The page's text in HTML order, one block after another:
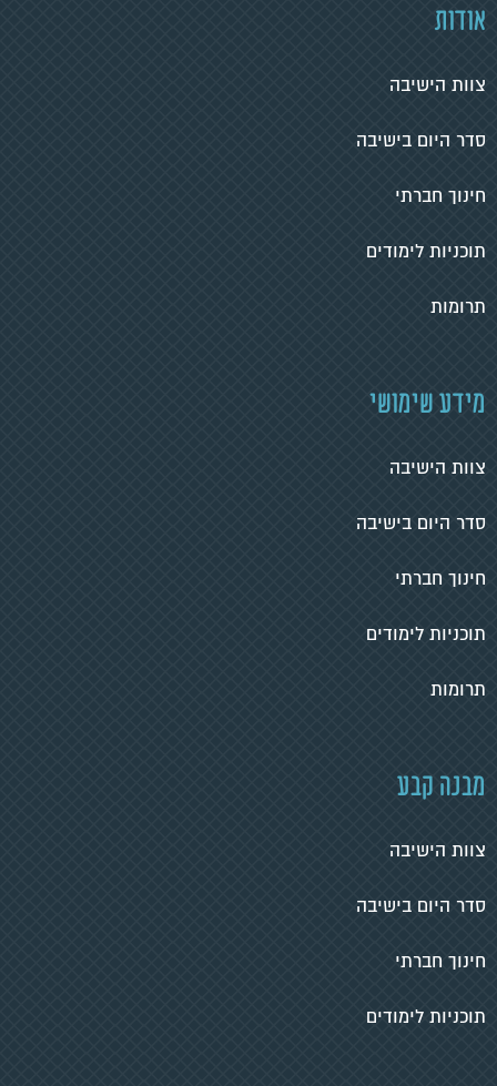
אודות
צוות הישיבה
סדר היום בישיבה
חינוך חברתי
תוכניות לימודים
תרומות
מידע שימושי
צוות הישיבה
סדר היום בישיבה
חינוך חברתי
תוכניות לימודים
תרומות
מבנה קבע
צוות הישיבה
סדר היום בישיבה
חינוך חברתי
תוכניות לימודים